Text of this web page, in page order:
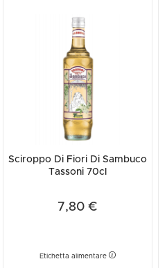
Sciroppo Di Fiori Di Sambuco
Tassoni 70cl
7,80 €
Etichetta alimentare